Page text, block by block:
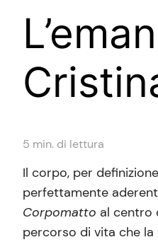
5 min. di lettura
Il corpo, per
perfettamente
Corpomatto al centro
percorso di vita che la